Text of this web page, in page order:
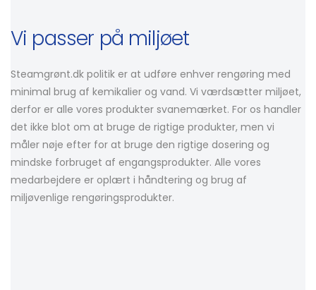
Vi passer på miljøet
Steamgrønt.dk politik er at udføre enhver rengøring med
minimal brug af kemikalier og vand. Vi værdsætter miljøet,
derfor er alle vores produkter svanemærket. For os handler
det ikke blot om at bruge de rigtige produkter, men vi
måler nøje efter for at bruge den rigtige dosering og
mindske forbruget af engangsprodukter. Alle vores
medarbejdere er oplært i håndtering og brug af
miljøvenlige rengøringsprodukter.